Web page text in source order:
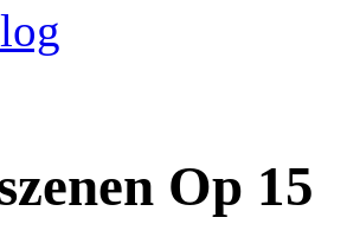
Op 15